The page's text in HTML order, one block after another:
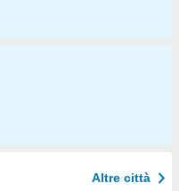
Altre città